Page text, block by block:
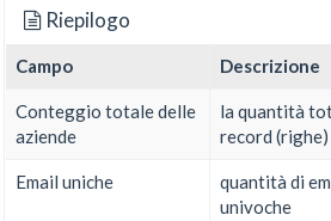
Riepilogo
Campo Descrizione
Conteggio totale delle
aziende
la quantità
record (righe)
Email uniche
quantità di
univoche